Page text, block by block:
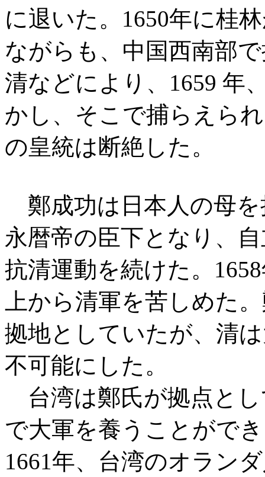
に退いた。1650年に桂
ながらも、中国西南部
清などにより、1659 年
かし、そこで捕らえら
の皇統は断絶した。
鄭成功は日本人の母を
永暦帝の臣下となり、
抗清運動を続けた。
上から清軍を苦しめた
拠地としていたが、清
不可能にした。
台湾は鄭氏が拠点と
で大軍を養うことがで
1661年、台湾のオラン